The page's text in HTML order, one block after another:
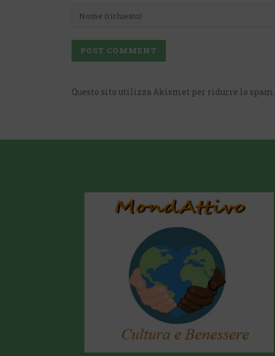
Questo sito utilizza Akismet per ridurre lo spam.